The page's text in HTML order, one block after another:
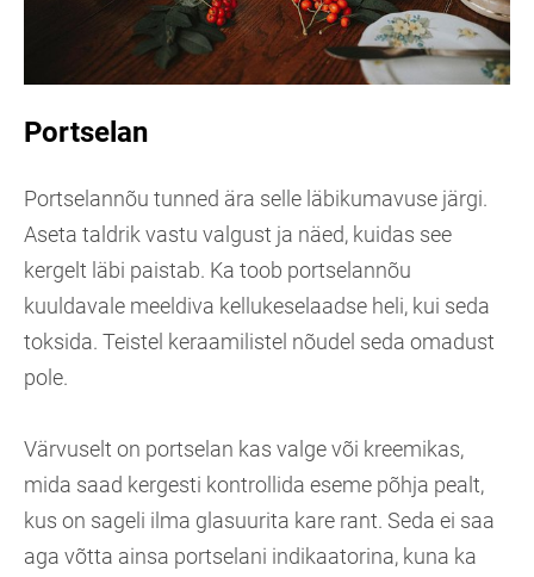
Portselan
Portselannõu tunned ära selle läbikumavuse järgi.
Aseta taldrik vastu valgust ja näed, kuidas see
kergelt läbi paistab. Ka toob portselannõu
kuuldavale meeldiva kellukeselaadse heli, kui seda
toksida. Teistel keraamilistel nõudel seda omadust
pole.
Värvuselt on portselan kas valge või kreemikas,
mida saad kergesti kontrollida eseme põhja pealt,
kus on sageli ilma glasuurita kare rant. Seda ei saa
aga võtta ainsa portselani indikaatorina, kuna ka